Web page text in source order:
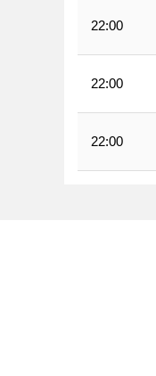
22:00
22:00
22:00